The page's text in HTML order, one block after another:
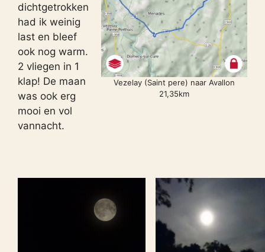
Vezelay (Saint pere) naar Avallon
21,35km
dichtgetrokken
had ik weinig
last en bleef
ook nog warm.
2 vliegen in 1
klap! De maan
was ook erg
mooi en vol
vannacht.